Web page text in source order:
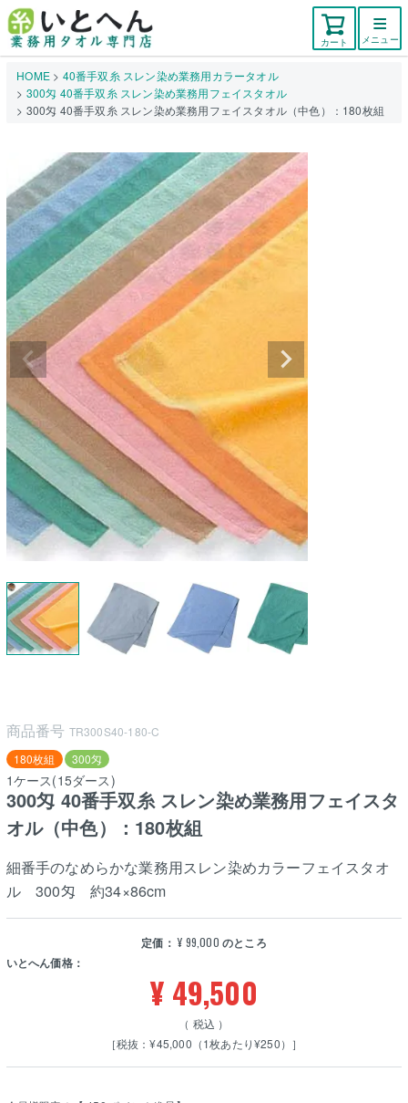
カート メニュー
HOME
40番手双糸 スレン染め業務用カラータオル
300匁 40番手双糸 スレン染め業務用フェイスタオル
300匁 40番手双糸 スレン染め業務用フェイスタオル（中色）：180枚組
商品番号 TR300S40-180-C
180枚組
300匁
1ケース(15ダース)
300匁 40番手双糸 スレン染め業務用フェイスタ
オル（中色）：180枚組
細番手のなめらかな業務用スレン染めカラーフェイスタオ
ル 300匁 約34×86cm
定価： ¥ 99,000 のところ
いとへん価格：
¥ 49,500
税込
［税抜：¥45,000（1枚あたり¥250）］